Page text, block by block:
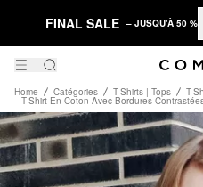
FINAL SALE – JUSQU'À 50 %
Home Catégories T-Shirts | Tops T-
T-Shirt En Coton Avec Bordures